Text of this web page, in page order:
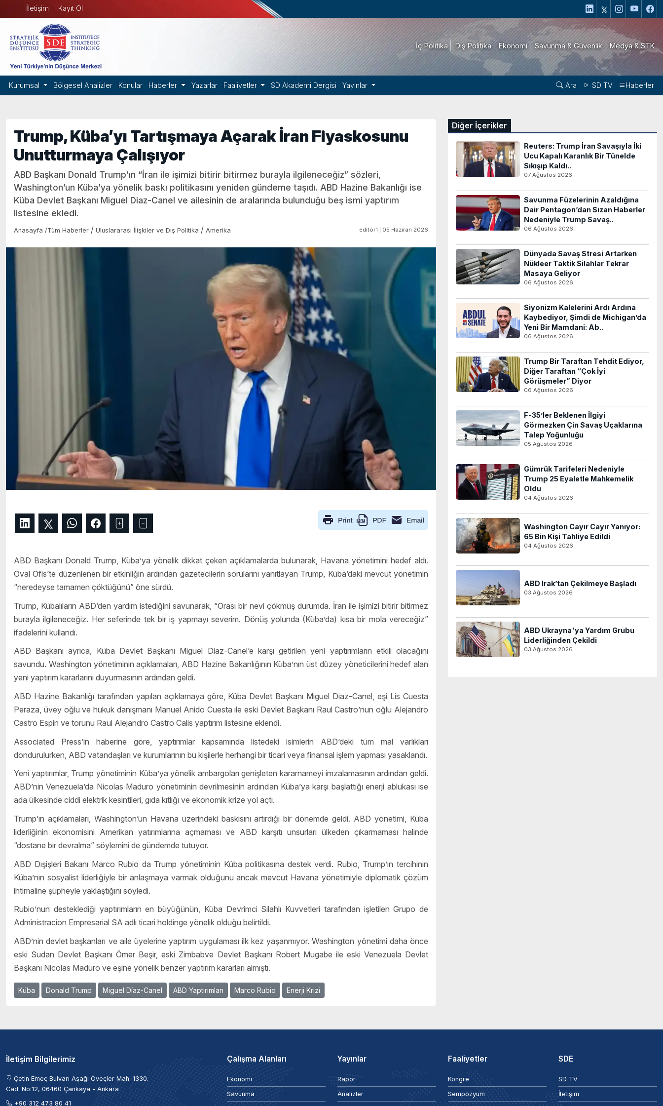
İletişim Kayıt Ol
İç Politika Dış Politika Ekonomi Savunma & Güvenlik Medya & STK
Kurumsal Bölgesel Analizler Konular Haberler Yazarlar Faaliyetler SD Akademi Dergisi Yayınlar Ara SD TV Haberler
Trump, Küba’yı Tartışmaya Açarak İran Fiyaskosunu
Unutturmaya Çalışıyor
ABD Başkanı Donald Trump’ın “İran ile işimizi bitirir bitirmez burayla ilgileneceğiz” sözleri,
Washington’un Küba’ya yönelik baskı politikasını yeniden gündeme taşıdı. ABD Hazine Bakanlığı ise
Küba Devlet Başkanı Miguel Diaz-Canel ve ailesinin de aralarında bulunduğu beş ismi yaptırım
listesine ekledi.
Anasayfa /Tüm Haberler / Uluslararası İlişkiler ve Dış Politika / Amerika editör1 | 05 Haziran 2026
ABD Başkanı Donald Trump, Küba’ya yönelik dikkat çeken açıklamalarda bulunarak, Havana yönetimini hedef aldı.
Oval Ofis’te düzenlenen bir etkinliğin ardından gazetecilerin sorularını yanıtlayan Trump, Küba’daki mevcut yönetimin
“neredeyse tamamen çöktüğünü” öne sürdü.
Trump, Kübalıların ABD’den yardım istediğini savunarak, “Orası bir nevi çökmüş durumda. İran ile işimizi bitirir bitirmez
burayla ilgileneceğiz. Her seferinde tek bir iş yapmayı severim. Dönüş yolunda (Küba’da) kısa bir mola vereceğiz”
ifadelerini kullandı.
ABD Başkanı ayrıca, Küba Devlet Başkanı Miguel Diaz-Canel’e karşı getirilen yeni yaptırımların etkili olacağını
savundu. Washington yönetiminin açıklamaları, ABD Hazine Bakanlığının Küba’nın üst düzey yöneticilerini hedef alan
yeni yaptırım kararlarını duyurmasının ardından geldi.
ABD Hazine Bakanlığı tarafından yapılan açıklamaya göre, Küba Devlet Başkanı Miguel Diaz-Canel, eşi Lis Cuesta
Peraza, üvey oğlu ve hukuk danışmanı Manuel Anido Cuesta ile eski Devlet Başkanı Raul Castro’nun oğlu Alejandro
Castro Espin ve torunu Raul Alejandro Castro Calis yaptırım listesine eklendi.
Associated Press’in haberine göre, yaptırımlar kapsamında listedeki isimlerin ABD’deki tüm mal varlıkları
dondurulurken, ABD vatandaşları ve kurumlarının bu kişilerle herhangi bir ticari veya finansal işlem yapması yasaklandı.
Yeni yaptırımlar, Trump yönetiminin Küba’ya yönelik ambargoları genişleten kararnameyi imzalamasının ardından geldi.
ABD’nin Venezuela’da Nicolas Maduro yönetiminin devrilmesinin ardından Küba’ya karşı başlattığı enerji ablukası ise
ada ülkesinde ciddi elektrik kesintileri, gıda kıtlığı ve ekonomik krize yol açtı.
Trump’ın açıklamaları, Washington’un Havana üzerindeki baskısını artırdığı bir dönemde geldi. ABD yönetimi, Küba
liderliğinin ekonomisini Amerikan yatırımlarına açmaması ve ABD karşıtı unsurları ülkeden çıkarmaması halinde
“dostane bir devralma” söylemini de gündemde tutuyor.
ABD Dışişleri Bakanı Marco Rubio da Trump yönetiminin Küba politikasına destek verdi. Rubio, Trump’ın tercihinin
Küba’nın sosyalist liderliğiyle bir anlaşmaya varmak olduğunu ancak mevcut Havana yönetimiyle diplomatik çözüm
ihtimaline şüpheyle yaklaştığını söyledi.
Rubio’nun desteklediği yaptırımların en büyüğünün, Küba Devrimci Silahlı Kuvvetleri tarafından işletilen Grupo de
Administracion Empresarial SA adlı ticari holdinge yönelik olduğu belirtildi.
ABD’nin devlet başkanları ve aile üyelerine yaptırım uygulaması ilk kez yaşanmıyor. Washington yönetimi daha önce
eski Sudan Devlet Başkanı Ömer Beşir, eski Zimbabve Devlet Başkanı Robert Mugabe ile eski Venezuela Devlet
Başkanı Nicolas Maduro ve eşine yönelik benzer yaptırım kararları almıştı.
Küba Donald Trump Miguel Díaz-Canel ABD Yaptırımları Marco Rubio Enerji Krizi
Diğer İçerikler
Reuters: Trump İran Savaşıyla İki
Ucu Kapalı Karanlık Bir Tünelde
Sıkışıp Kaldı..
07 Ağustos 2026
Savunma Füzelerinin Azaldığına
Dair Pentagon’dan Sızan Haberler
Nedeniyle Trump Savaş..
06 Ağustos 2026
Dünyada Savaş Stresi Artarken
Nükleer Taktik Silahlar Tekrar
Masaya Geliyor
06 Ağustos 2026
Siyonizm Kalelerini Ardı Ardına
Kaybediyor, Şimdi de Michigan’da
Yeni Bir Mamdani: Ab..
06 Ağustos 2026
Trump Bir Taraftan Tehdit Ediyor,
Diğer Taraftan “Çok İyi
Görüşmeler” Diyor
06 Ağustos 2026
F-35’ler Beklenen İlgiyi
Görmezken Çin Savaş Uçaklarına
Talep Yoğunluğu
05 Ağustos 2026
Gümrük Tarifeleri Nedeniyle
Trump 25 Eyaletle Mahkemelik
Oldu
04 Ağustos 2026
Washington Cayır Cayır Yanıyor:
65 Bin Kişi Tahliye Edildi
04 Ağustos 2026
ABD Irak’tan Çekilmeye Başladı
03 Ağustos 2026
ABD Ukrayna'ya Yardım Grubu
Liderliğinden Çekildi
03 Ağustos 2026
İletişim Bilgilerimiz
Çetin Emeç Bulvarı Aşağı Öveçler Mah. 1330.
Cad. No:12, 06460 Çankaya - Ankara
+90 312 473 80 41
Çalışma Alanları
Ekonomi
Savunma
Yayınlar
Rapor
Analizler
Faaliyetler
Kongre
Sempozyum
SDE
SD TV
İletişim